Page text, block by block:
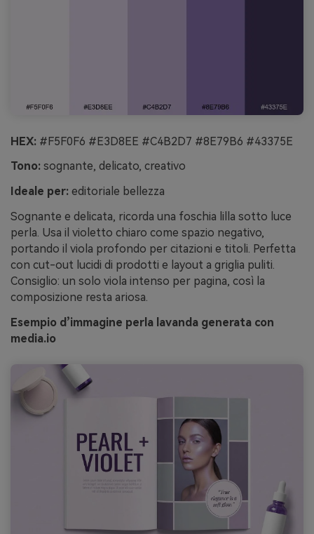
HEX: #F5F0F6 #E3D8EE #C4B2D7 #8E79B6 #43375E
Tono: sognante, delicato, creativo
Ideale per: editoriale bellezza
Sognante e delicata, ricorda una foschia lilla sotto luce
perla. Usa il violetto chiaro come spazio negativo,
portando il viola profondo per citazioni e titoli. Perfetta
con cut-out lucidi di prodotti e layout a griglia puliti.
Consiglio: un solo viola intenso per pagina, così la
composizione resta ariosa.
Esempio d’immagine perla lavanda generata con
media.io